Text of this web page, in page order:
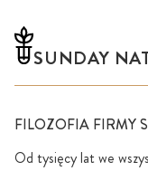
SUNDAY
FILOZOFIA FIRMY
Od tysięcy lat we